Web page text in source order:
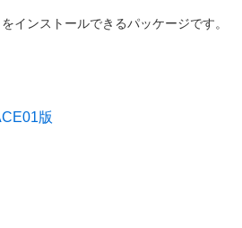
インストールできるパッケージです。
版